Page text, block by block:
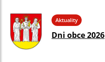
Aktuality
Dni obce 2026